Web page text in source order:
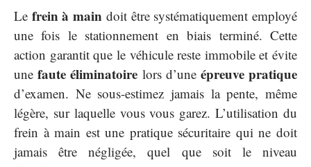
Le frein à main doit être systématiquement employé
une fois le stationnement en biais terminé. Cette
action garantit que le véhicule reste immobile et évite
unefaute éliminatoire lors d’une épreuve pratique
d’examen. Ne sous-estimez jamais la pente, même
légère, sur laquelle vous vous garez. L’utilisation du
frein à main est une pratique sécuritaire qui ne doit
jamais être négligée, quel que soit le niveau